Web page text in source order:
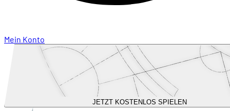
Mein Konto
JETZT KOSTENLOS SPIELEN